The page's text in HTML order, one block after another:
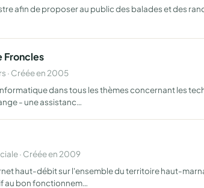
afin de proposer au public des balades et des
Froncles
· Créée en 2005
dans tous les thèmes concernant les
- une assistanc…
· Créée en 2009
haut-débit sur l'ensemble du territoire haut-
au bon fonctionnem…